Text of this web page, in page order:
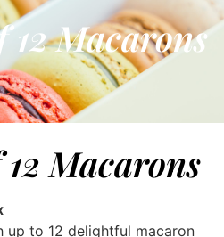
Macarons
Macarons
up to 12 delightful macaron